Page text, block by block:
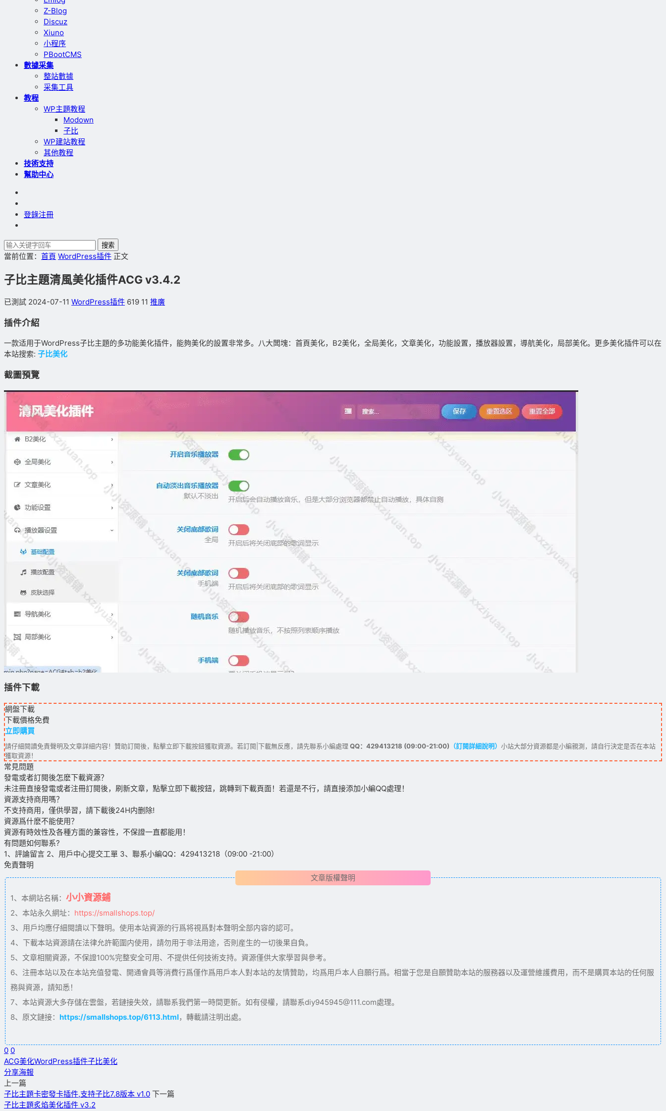
Z-Blog
Discuz
Xiuno
小程序
PBootCMS
數據采集
整站數據
采集工具
教程
WP主題教程
Modown
子比
WP建站教程
其他教程
技術支持
幫助中心
登錄注冊
搜索
當前位置： 首頁 WordPress插件 正文
子比主題清風美化插件ACG v3.4.2
已測試 2024-07-11 WordPress插件 619 11 推廣
插件介紹
一款适用于WordPress子比主題的多功能美化插件，能夠美化的設置非常多。八大闆塊：首頁美化，B2美化，全局美化，文章美化，功能設置，播放器設置，導航美化，局部美化。更多美化插件可以在
本站搜索: 子比美化
截圖預覽
插件下載
網盤下載
下載價格免費
立即購買
請仔細閱讀免責聲明及文章詳細内容！贊助訂閱後，點擊立即下載按鈕獲取資源。若訂閱|下載無反應，請先聯系小編處理 QQ：429413218 (09:00-21:00) （訂閱詳細說明） 小站大部分資源都是小編親測，請自行決定是否在本站
獲取資源！
常見問題
發電或者訂閱後怎麽下載資源？
未注冊直接發電或者注冊訂閱後，刷新文章，點擊立即下載按鈕，跳轉到下載頁面！若還是不行，請直接添加小編QQ處理！
資源支持商用嗎？
不支持商用，僅供學習，請下載後24H内删除!
資源爲什麽不能使用？
資源有時效性及各種方面的兼容性，不保證一直都能用！
有問題如何聯系?
1、評論留言 2、用戶中心提交工單 3、聯系小編QQ：429413218（09:00 -21:00）
免責聲明
文章版權聲明
1、本網站名稱： 小小資源鋪
2、本站永久網址： https://smallshops.top/
3、用戶均應仔細閱讀以下聲明。使用本站資源的行爲将視爲對本聲明全部内容的認可。
4、下載本站資源請在法律允許範圍内使用，請勿用于非法用途，否則産生的一切後果自負。
5、文章相關資源，不保證100%完整安全可用、不提供任何技術支持。資源僅供大家學習與參考。
6、注冊本站以及在本站充值發電、開通會員等消費行爲僅作爲用戶本人對本站的友情贊助，均爲用戶本人自願行爲。相當于您是自願贊助本站的服務器以及運營維護費用，而不是購買本站的任何服
務與資源，請知悉！
7、本站資源大多存儲在雲盤，若鏈接失效，請聯系我們第一時間更新。如有侵權，請聯系diy945945@111.com處理。
8、原文鏈接： https://smallshops.top/6113.html，轉載請注明出處。
0 0
ACG美化WordPress插件子比美化
分享海報
上一篇
子比主題卡密發卡插件,支持子比7.8版本 v1.0 下一篇
子比主題炙焰美化插件 v3.2